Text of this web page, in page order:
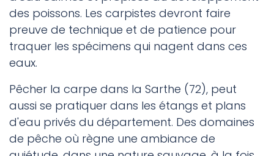
des poissons. Les carpistes devront faire
preuve de technique et de patience pour
traquer les spécimens qui nagent dans ces
eaux.
Pêcher la carpe dans la Sarthe (72), peut
aussi se pratiquer dans les étangs et plans
d'eau privés du département. Des domaines
de pêche où règne une ambiance de